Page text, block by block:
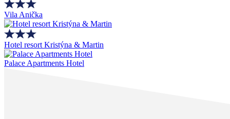
Vila Anička
Hotel resort Kristýna & Martin
Palace Apartments Hotel